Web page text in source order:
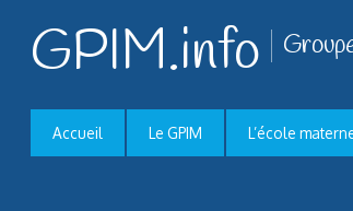
GPIM.info
Accueil Le GPIM L’école